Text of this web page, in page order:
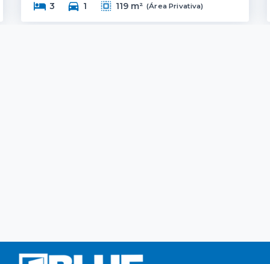
3 1 119 m² (Área Privativa)